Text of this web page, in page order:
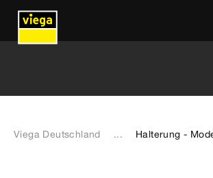
Viega Deutschland ... Halterung -